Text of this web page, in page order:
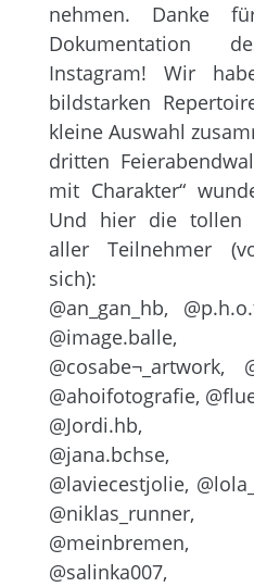
nehmen. Danke
Dokumentation
Instagram! Wir
bildstarken
kleine Auswahl
dritten
mit Charakter“
Und hier die tollen
aller Teilnehmer
sich):
@an_gan_hb,
@image.balle,
@cosabe¬_artwork,
@ahoifotografie,
@Jordi.hb,
@jana.bchse,
@laviecestjolie,
@meinbremen,
@salinka007,